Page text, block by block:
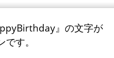
』の文字が
す。